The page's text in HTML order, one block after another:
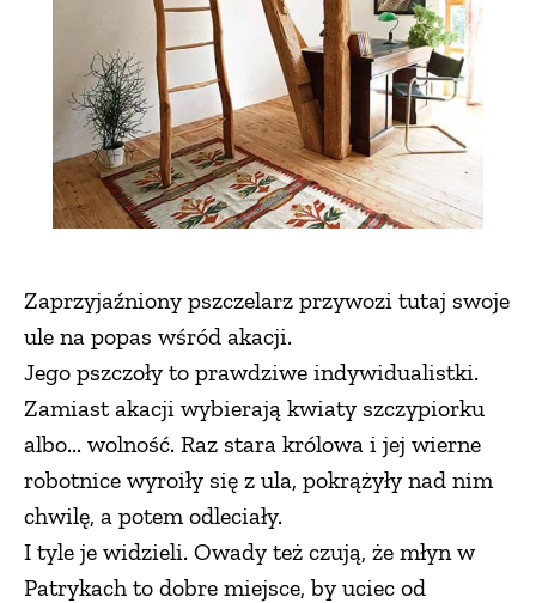
Zaprzyjaźniony pszczelarz przywozi tutaj swoje
ule na popas wśród akacji.
Jego pszczoły to prawdziwe indywidualistki.
Zamiast akacji wybierają kwiaty szczypiorku
albo... wolność. Raz stara królowa i jej wierne
robotnice wyroiły się z ula, pokrążyły nad nim
chwilę, a potem odleciały.
I tyle je widzieli. Owady też czują, że młyn w
Patrykach to dobre miejsce, by uciec od